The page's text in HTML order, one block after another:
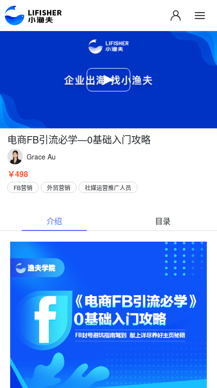
电商FB引流必学—0基础入门攻略
Grace Au
￥498
FB营销 外贸营销 社媒运营推广人员
介绍 目录